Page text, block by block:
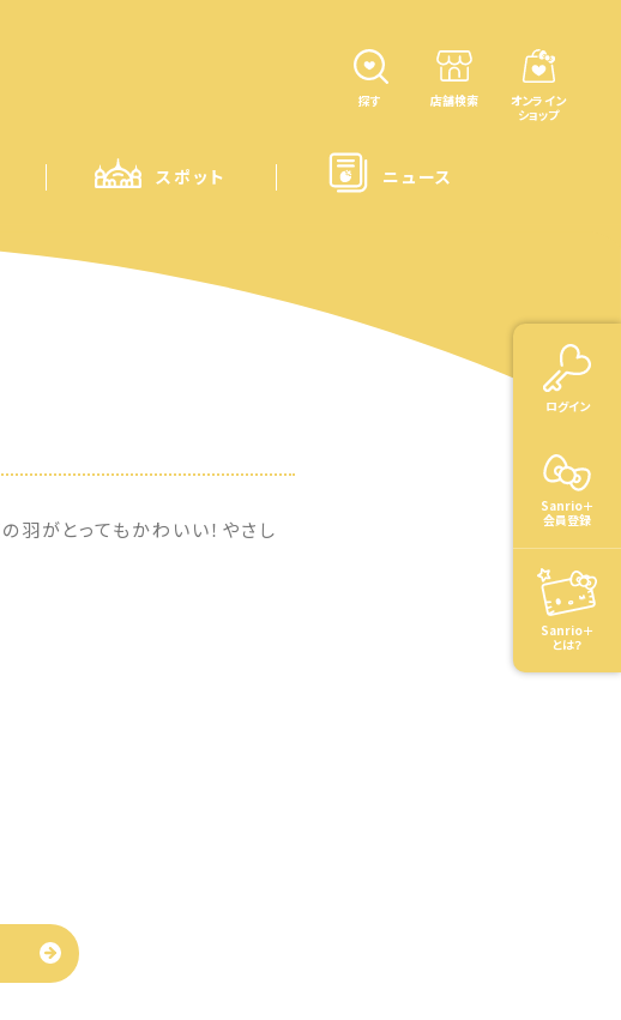
ログイン
Sanrio＋
会員登録
Sanrio＋
とは？
探す 店舗検索
オンライン
ショップ
スポット ニュース
がとってもかわいい！やさし